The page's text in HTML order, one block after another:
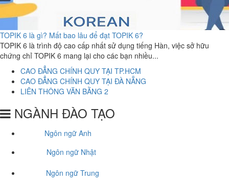
TOPIK 6 là gì? Mất bao lâu để đạt TOPIK 6?
TOPIK 6 là trình độ cao cấp nhất sử dụng tiếng Hàn, việc sở hữu
chứng chỉ TOPIK 6 mang lại cho các bạn nhiều...
CAO ĐẲNG CHÍNH QUY TẠI TP.HCM
CAO ĐẲNG CHÍNH QUY TẠI ĐÀ NẴNG
LIÊN THÔNG VĂN BẰNG 2
NGÀNH ĐÀO TẠO
Ngôn ngữ Anh
Ngôn ngữ Nhật
Ngôn ngữ Trung